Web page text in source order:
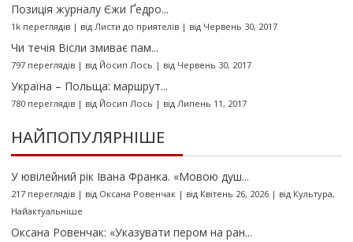
Позиція журналу Єжи Ґедро...
1k переглядів| від Листи до приятелів| від Червень 30, 2017
Чи течія Вісли змиває пам...
797 переглядів| від Йосип Лось | від Червень 30, 2017
Україна – Польща: маршрут...
780 переглядів| від Йосип Лось | від Липень 11, 2017
НАЙПОПУЛЯРНІШЕ
У ювілейний рік Івана Франка. «Мовою душ...
217 переглядів| від Оксана Ровенчак| від Квітень 26, 2026| від Культура,
Найактуальніше
Оксана Ровенчак: «Указувати пером на ран...